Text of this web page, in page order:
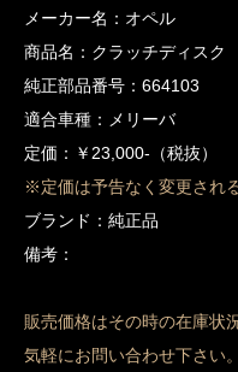
メーカー名：オペル
商品名：クラッチディスク
純正部品番号：664103
適合車種：メリーバ
定価：￥23,000-（税抜
※定価は予告なく変更され
ブランド：純正品
備考：
販売価格はその時の在庫状
気軽にお問い合わせ下さい。